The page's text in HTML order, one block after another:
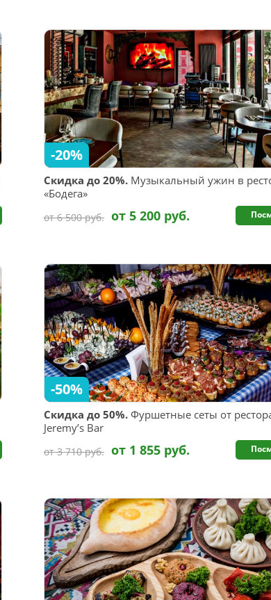
Скидка до 20%. Музыкальный ужин в
«Бодега»
-20%
от 6 500 руб. от 5 200 руб.
Скидка до 50%. Фуршетные сеты от
Jeremy’s Bar
-50%
от 3 710 руб. от 1 855 руб.